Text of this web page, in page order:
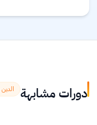
دورات مشابهة